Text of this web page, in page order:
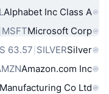
Alphabet Inc Class A
Microsoft Corp
MSFT
Silver
SILVER
Amazon.com Inc
Co Ltd